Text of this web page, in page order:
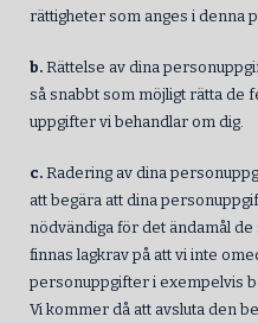
rättigheter som anges i denna
b. Rättelse av dina
så snabbt som möjligt rätta de
uppgifter vi behandlar om dig.
c. Radering av dina
att begära att dina
nödvändiga för det ändamål
finnas lagkrav på att vi inte
personuppgifter i exempelvis
Vi kommer då att avsluta den